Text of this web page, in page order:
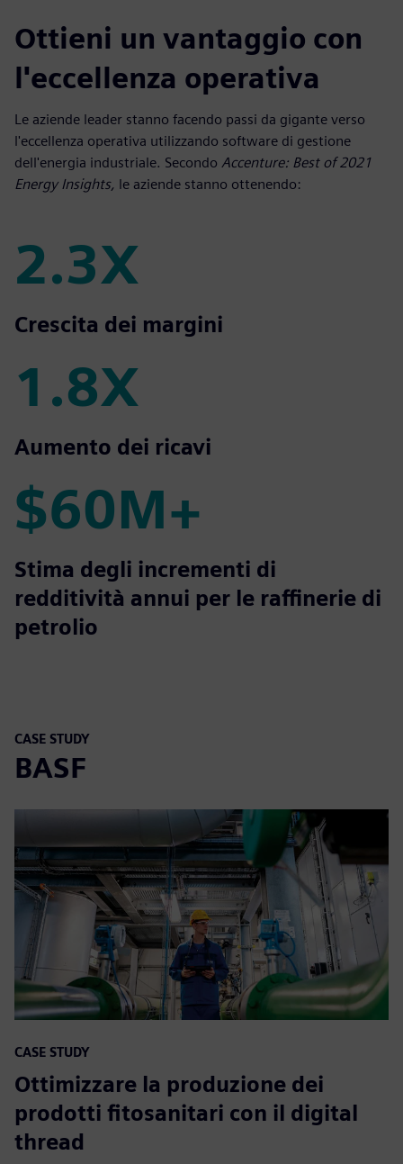
Ottieni un vantaggio con
l'eccellenza operativa
Le aziende leader stanno facendo passi da gigante verso
l'eccellenza operativa utilizzando software di gestione
dell'energia industriale. Secondo Accenture: Best of 2021
Energy Insights, le aziende stanno ottenendo:
2.3X
2.3X
Crescita dei margini
1.8X
1.8X
Aumento dei ricavi
$60M+
$60M+
Stima degli incrementi di
redditività annui per le raffinerie di
petrolio
CASE STUDY
BASF
CASE STUDY
Ottimizzare la produzione dei
prodotti fitosanitari con il digital
thread